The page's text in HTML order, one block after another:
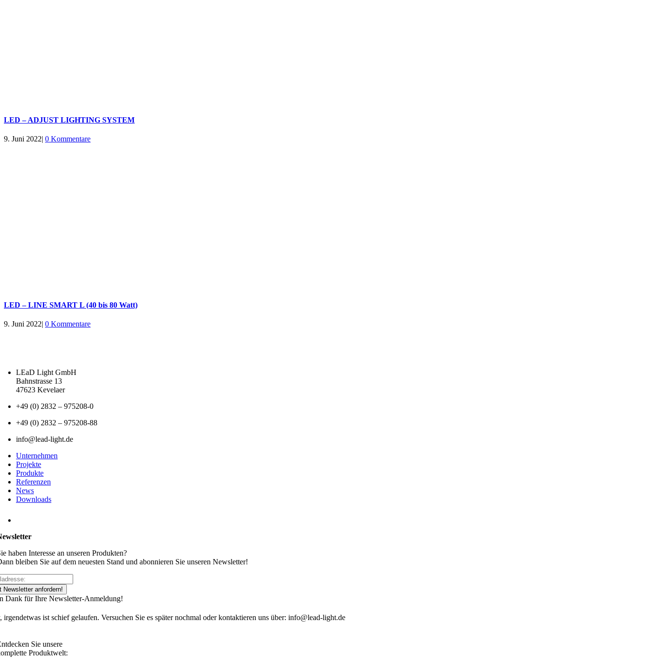
LED – ADJUST LIGHTING SYSTEM
9. Juni 2022| 0 Kommentare
LED – LINE SMART L (40 bis 80 Watt)
9. Juni 2022| 0 Kommentare
LEaD Light GmbH
Bahnstrasse 13
47623 Kevelaer
+49 (0) 2832 – 975208-0
+49 (0) 2832 – 975208-88
info@lead-light.de
Unternehmen
Projekte
Produkte
Referenzen
News
Downloads
haben Interesse an unseren Produkten?
bleiben Sie auf dem neuesten Stand und abonnieren Sie unseren Newsletter!
Newsletter anfordern!
Dank für Ihre Newsletter-Anmeldung!
irgendetwas ist schief gelaufen. Versuchen Sie es später nochmal oder kontaktieren uns über: info@lead-light.de
Sie unsere
Produktwelt: